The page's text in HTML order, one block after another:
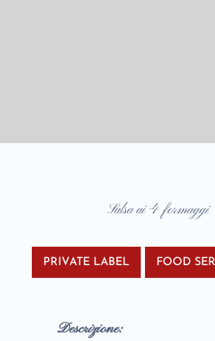
Salsa ai 4 formaggi
PRIVATE LABEL FOOD
Descrizione: